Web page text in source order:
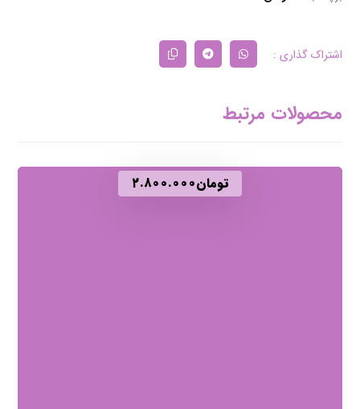
محصولات مرتبط
تومان۲.۸۰۰.۰۰۰